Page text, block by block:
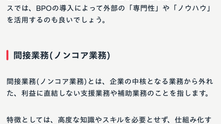
スでは、BPOの導入によって外部の「専門性」や「ノウハウ」
を活用するのも良いでしょう。
間接業務(ノンコア業務)
間接業務(ノンコア業務)とは、企業の中核となる業務から外れ
た、利益に直結しない支援業務や補助業務のことを指します。
特徴としては、高度な知識やスキルを必要とせず、仕組み化す